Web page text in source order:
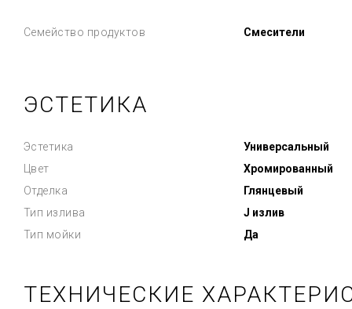
Семейство продуктов Смесители
ЭСТЕТИКА
Эстетика
Универсальный
Цвет
Хромированный
Отделка
Глянцевый
Тип излива
J излив
Тип мойки
Да
ТЕХНИЧЕСКИЕ